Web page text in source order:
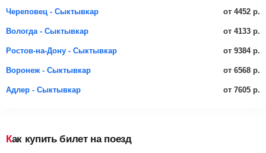
Череповец - Сыктывкар от 4452 р.
Вологда - Сыктывкар от 4133 р.
Ростов-на-Дону - Сыктывкар от 9384 р.
Воронеж - Сыктывкар от 6568 р.
Адлер - Сыктывкар от 7605 р.
Как купить билет на поезд